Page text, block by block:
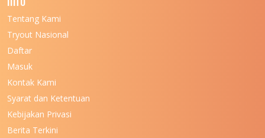
UNIVERSITAS NEGERI KHAIRUN
UNIVERSITAS NEGERI MANADO
UNIVERSITAS NEGERI MEDAN
UNIVERSITAS NEGERI PADANG
Tentang Kami
Tryout Nasional
Daftar
Masuk
Kontak Kami
Syarat dan Ketentuan
Kebijakan Privasi
Berita Terkini